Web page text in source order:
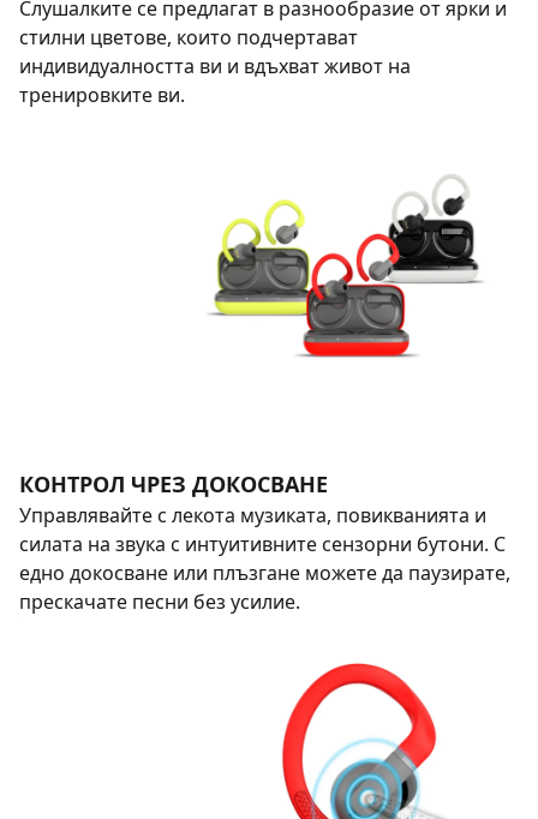
Слушалките се предлагат в разнообразие от ярки и
стилни цветове, които подчертават
индивидуалността ви и вдъхват живот на
тренировките ви.
КОНТРОЛ ЧРЕЗ ДОКОСВАНЕ
Управлявайте с лекота музиката, повикванията и
силата на звука с интуитивните сензорни бутони. С
едно докосване или плъзгане можете да паузирате,
прескачате песни без усилие.